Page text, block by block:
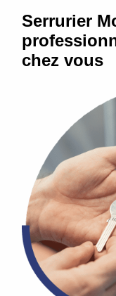
Serrurier
chez vous